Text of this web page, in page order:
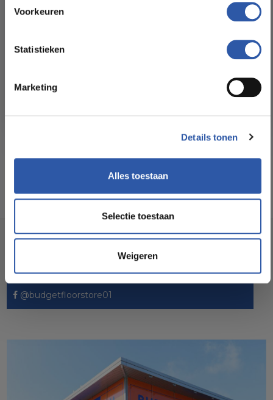
Voorkeuren
Statistieken
Marketing
Details tonen
Alles toestaan
Selectie toestaan
Weigeren
3 - 5 werkdagen
Garantie: 15 jaar
Socialmedia
@budgetfloorstore01
betaalbare prijzen. Profiteer van een zorgeloze installatie